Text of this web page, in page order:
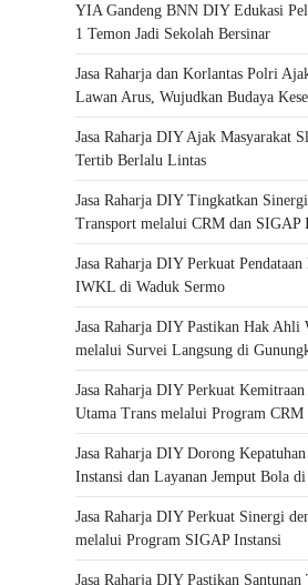
YIA Gandeng BNN DIY Edukasi
1 Temon Jadi Sekolah Bersinar
Jasa Raharja dan Korlantas Polri
Lawan Arus, Wujudkan Budaya
Jasa Raharja DIY Ajak Masyarakat
Tertib Berlalu Lintas
Jasa Raharja DIY Tingkatkan
Transport melalui CRM dan SIGAP
Jasa Raharja DIY Perkuat
IWKL di Waduk Sermo
Jasa Raharja DIY Pastikan Hak Ahli
melalui Survei Langsung di
Jasa Raharja DIY Perkuat
Utama Trans melalui Program CRM
Jasa Raharja DIY Dorong
Instansi dan Layanan Jemput Bola
Jasa Raharja DIY Perkuat Sinergi
melalui Program SIGAP Instansi
Jasa Raharja DIY Pastikan Santunan